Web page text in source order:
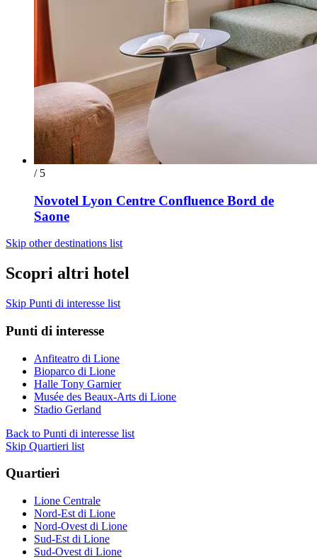
/ 5
Novotel Lyon Centre Confluence Bord de
Saone
Skip other destinations list
Scopri altri hotel
Skip Punti di interesse list
Punti di interesse
Anfiteatro di Lione
Bioparco di Lione
Halle Tony Garnier
Musée des Beaux-Arts di Lione
Stadio Gerland
Back to Punti di interesse list
Skip Quartieri list
Quartieri
Lione Centrale
Nord-Est di Lione
Nord-Ovest di Lione
Sud-Est di Lione
Sud-Ovest di Lione